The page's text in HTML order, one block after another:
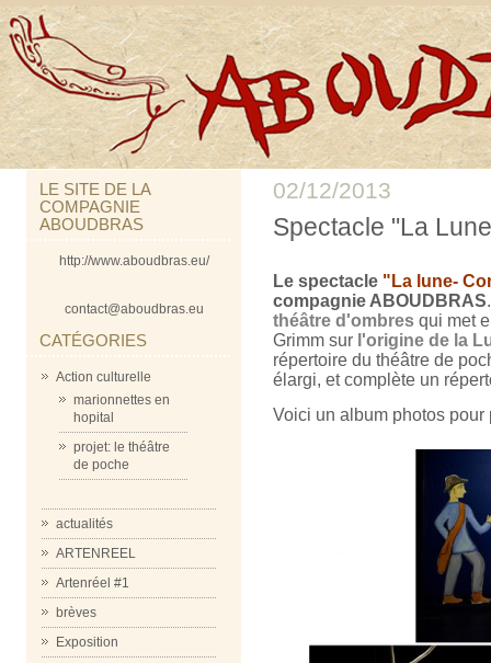
LE SITE DE LA
COMPAGNIE
ABOUDBRAS
http://www.aboudbras.eu/
contact@aboudbras.eu
CATÉGORIES
Action culturelle
marionnettes en
hopital
projet: le théâtre
de poche
actualités
ARTENREEL
Artenréel #1
brèves
Exposition
02/12/2013
Spectacle "La
Le spectacle "La lune-
compagnie ABOUDBRAS
théâtre d'ombres qui met
Grimm sur l'origine de la
répertoire du théâtre de
élargi, et complète un
Voici un album photos